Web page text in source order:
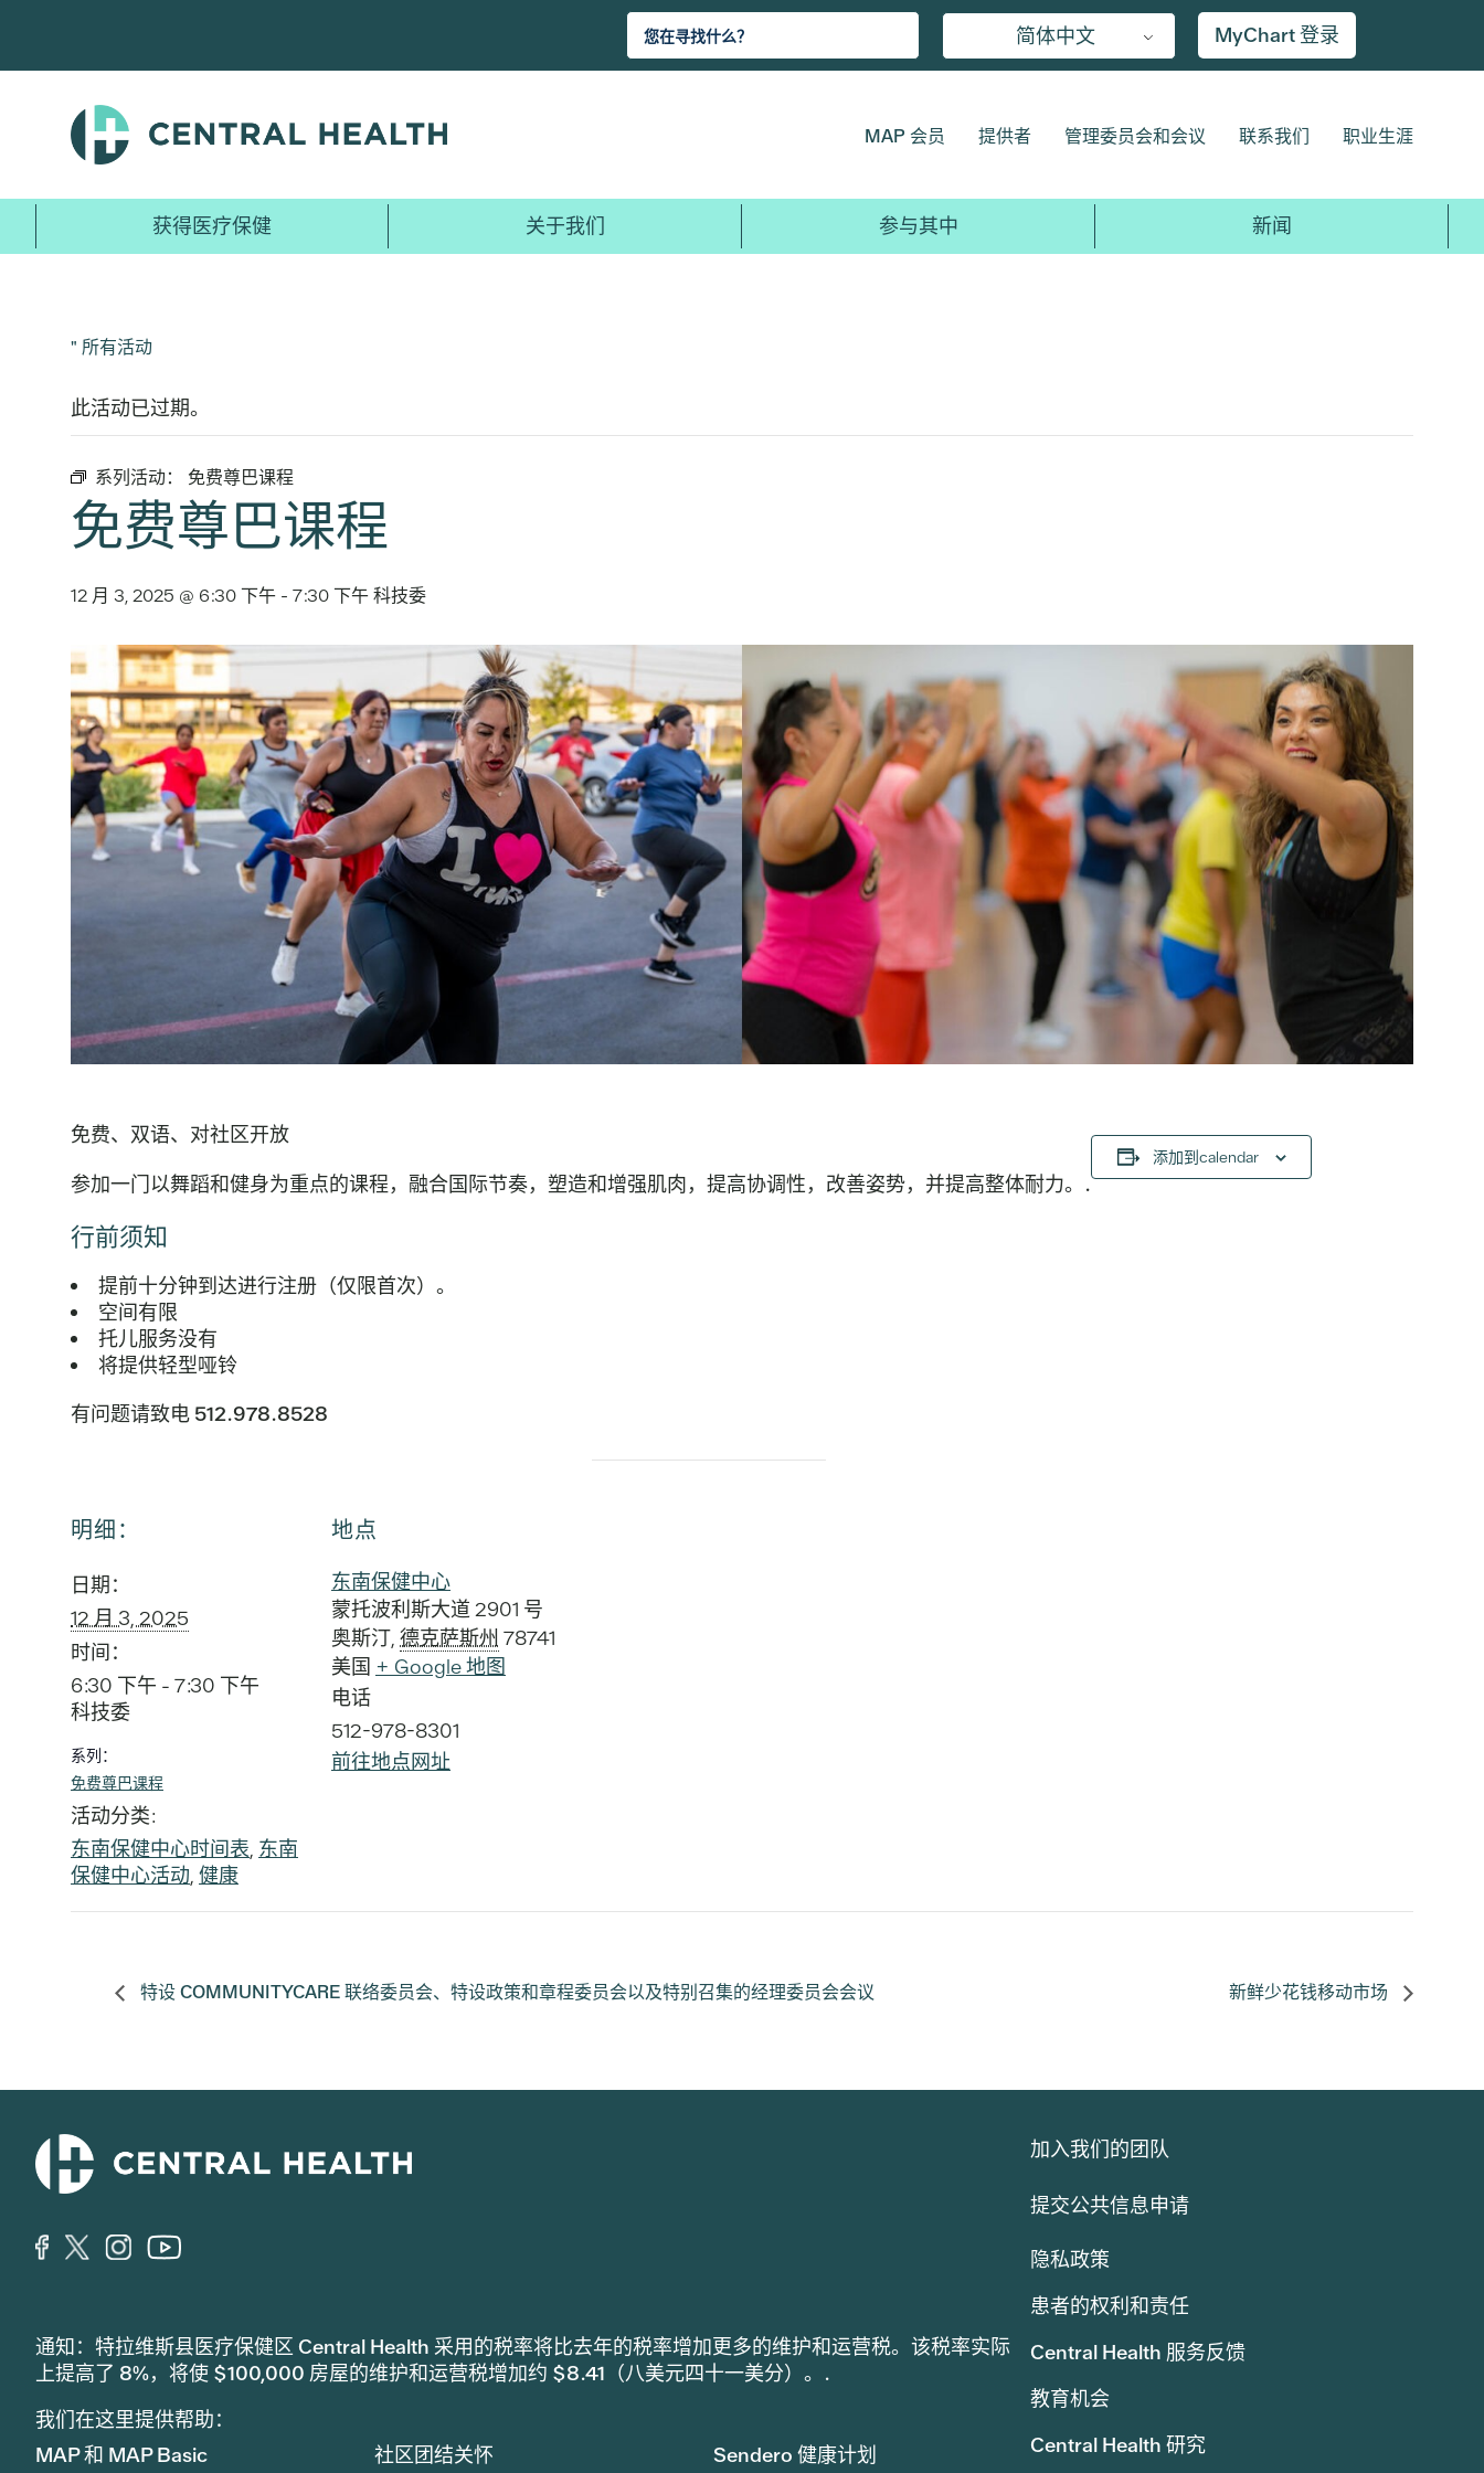
主
简体中文 MyChart 登录
MAP 会员 提供者 管理委员会和会议 联系我们 职业生涯
获得医疗保健 关于我们 参与其中 新闻
" 所有活动
此活动已过期。
系列活动： 免费尊巴课程
免费尊巴课程
12 月 3, 2025 @ 6:30 下午 - 7:30 下午科技委
免费、双语、对社区开放
参加一门以舞蹈和健身为重点的课程，融合国际节奏，塑造和增强肌肉，提高协调性，改善姿势，并提高整体耐力。.
行前须知
提前十分钟到达进行注册（仅限首次）。
空间有限
托儿服务没有
将提供轻型哑铃
有问题请致电 512.978.8528
添加到calendar
明细：
日期：
12 月 3, 2025
时间：
6:30 下午 - 7:30 下午
科技委
系列：
免费尊巴课程
活动分类:
东南保健中心时间表 东南
保健中心活动 健康
地点
东南保健中心
蒙托波利斯大道 2901 号
奥斯汀 德克萨斯州 78741
美国 + Google 地图
电话
512-978-8301
前往地点网址
特设 COMMUNITYCARE 联络委员会、特设政策和章程委员会以及特别召集的经理委员会会议 新鲜少花钱移动市场
通知：特拉维斯县医疗保健区 Central Health 采用的税率将比去年的税率增加更多的维护和运营税。该税率实际
上提高了 8%，将使 $100,000 房屋的维护和运营税增加约 $8.41（八美元四十一美分）。.
我们在这里提供帮助：
MAP 和 MAP Basic
社区团结关怀
Sendero 健康计划
加入我们的团队
提交公共信息申请
隐私政策
患者的权利和责任
Central Health 服务反馈
教育机会
Central Health 研究